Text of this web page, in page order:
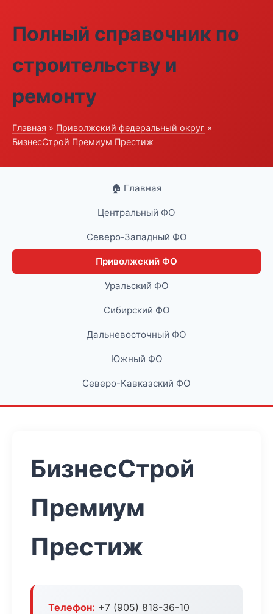
Полный справочник по
строительству и
ремонту
Главная » Приволжский федеральный округ »
БизнесСтрой Премиум Престиж
🏠 Главная
Центральный ФО
Северо-Западный ФО
Приволжский ФО
Уральский ФО
Сибирский ФО
Дальневосточный ФО
Южный ФО
Северо-Кавказский ФО
БизнесСтрой
Премиум
Престиж
Телефон: +7 (905) 818-36-10